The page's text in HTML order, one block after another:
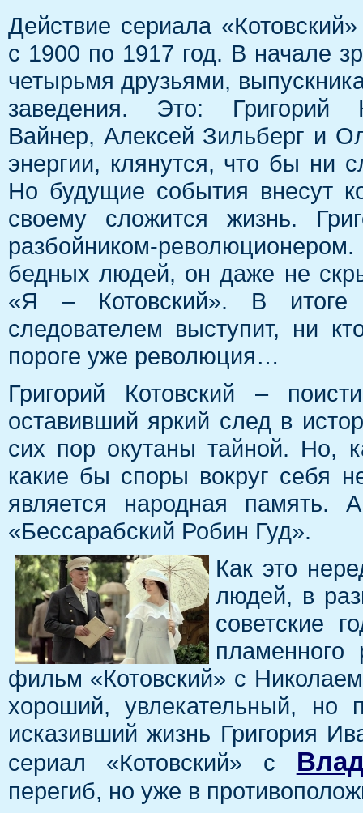
Действие сериала
с 1900 по 1917 год. В начале
четырьмя друзьями,
заведения. Это: Григорий
Вайнер, Алексей Зильберг и
энергии, клянутся, что бы ни
Но будущие события внесут
своему сложится жизнь.
разбойником-
бедных людей, он даже не
«Я – Котовский». В итоге
следователем выступит, ни
пороге уже революция…
Григорий Котовский –
оставивший яркий след в
сих пор окутаны тайной. Но,
какие бы споры вокруг себя
является народная
«Бессарабский Робин Гуд».
Как это
людей, в
советские
фильм «Котовский» с
хороший, увлекательный, но
исказивший жизнь Григория
сериал «Котовский» с
перегиб, но уже в